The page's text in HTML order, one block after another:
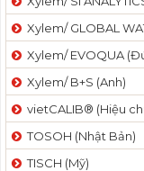
Xylem/ GLOBAL
Xylem/ EVOQUA
Xylem/ B+S (Anh)
vietCALIB® (Hiệu
TOSOH (Nhật Bản)
TISCH (Mỹ)